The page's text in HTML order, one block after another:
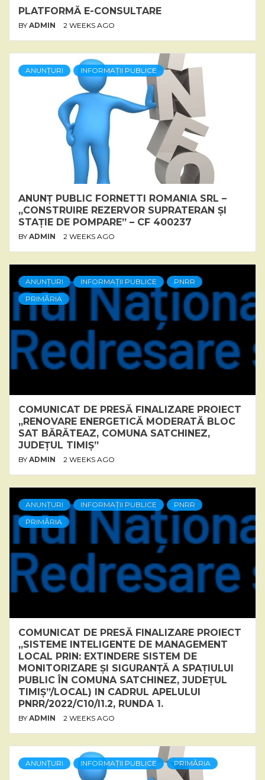
PLATFORMĂ E-CONSULTARE
BY ADMIN 2 WEEKS AGO
ANUNȚURI INFORMAȚII PUBLICE
ANUNȚ PUBLIC FORNETTI ROMANIA SRL –
„CONSTRUIRE REZERVOR SUPRATERAN ȘI
STAȚIE DE POMPARE” – CF 400237
BY ADMIN 2 WEEKS AGO
ANUNȚURI INFORMAȚII PUBLICE
PNRR
PRIMĂRIA
COMUNICAT DE PRESĂ FINALIZARE PROIECT
„RENOVARE ENERGETICĂ MODERATĂ BLOC
SAT BĂRĂTEAZ, COMUNA SATCHINEZ,
JUDEȚUL TIMIȘ”
BY ADMIN 2 WEEKS AGO
ANUNȚURI INFORMAȚII PUBLICE
PNRR
PRIMĂRIA
COMUNICAT DE PRESĂ FINALIZARE PROIECT
„SISTEME INTELIGENTE DE MANAGEMENT
LOCAL PRIN: EXTINDERE SISTEM DE
MONITORIZARE ȘI SIGURANȚĂ A SPAȚIULUI
PUBLIC ÎN COMUNA SATCHINEZ, JUDEȚUL
TIMIȘ”/LOCAL) IN CADRUL APELULUI
PNRR/2022/C10/I1.2, RUNDA 1.
BY ADMIN 2 WEEKS AGO
ANUNȚURI INFORMAȚII PUBLICE PRIMĂRIA